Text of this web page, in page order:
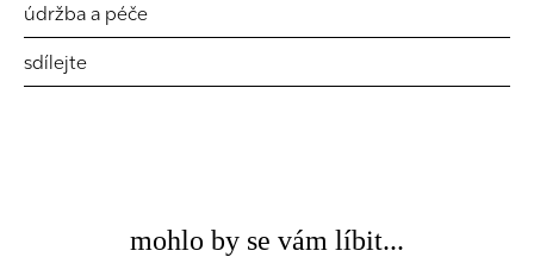
údržba a péče
sdílejte
mohlo by se vám líbit...